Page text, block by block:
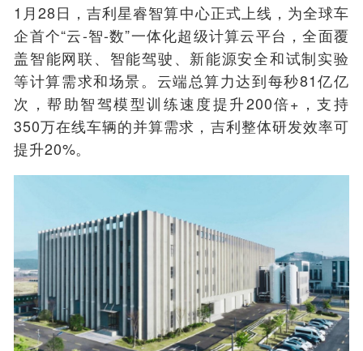
1月28日，吉利星睿智算中心正式上线，为全球车
企首个“云-智-数”一体化超级计算云平台，全面覆
盖智能网联、智能驾驶、新能源安全和试制实验
等计算需求和场景。云端总算力达到每秒81亿亿
次，帮助智驾模型训练速度提升200倍+，支持
350万在线车辆的并算需求，吉利整体研发效率可
提升20%。